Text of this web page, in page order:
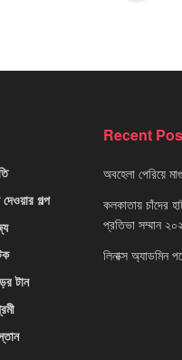
গল্প
টান
Recent
অবহেলা পেরিয়ে
কলকাতায় চাঁদের
প্রতিভা সম্মান
লিনাক্স অ্যাডমিন